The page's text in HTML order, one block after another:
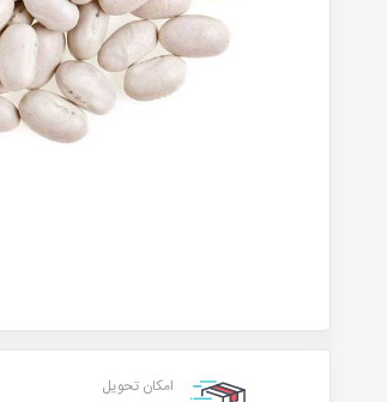
امکان تحویل